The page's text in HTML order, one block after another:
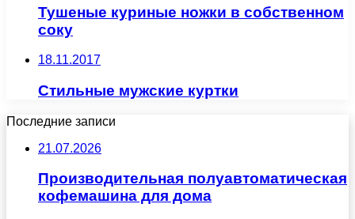
Тушеные куриные ножки в собственном
соку
18.11.2017
Стильные мужские куртки
Последние записи
21.07.2026
Производительная полуавтоматическая
кофемашина для дома